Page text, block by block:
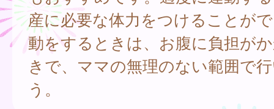
産に必要な体力をつけることが
動をするときは、お腹に負担が
きで、ママの無理のない範囲で
う。